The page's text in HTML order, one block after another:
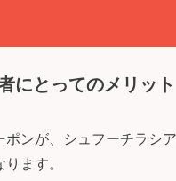
にとってのメリット
ポンが、シュフーチラシ
ます。